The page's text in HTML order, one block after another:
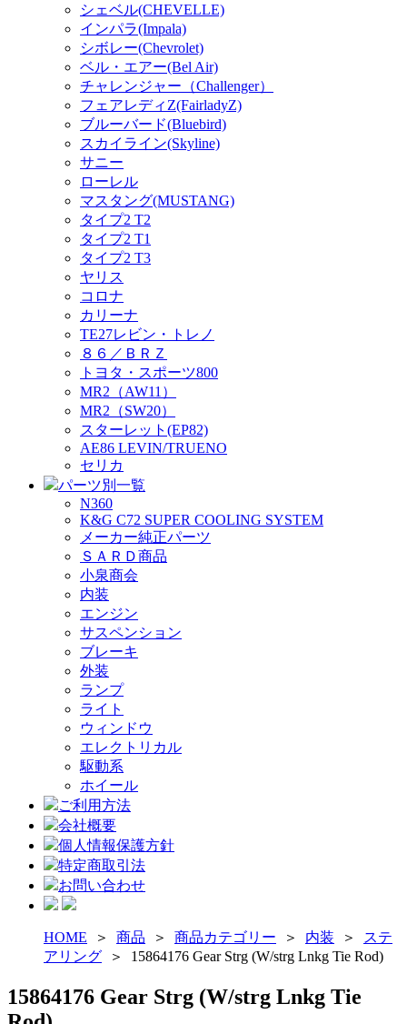
シェベル(CHEVELLE)
インパラ(Impala)
シボレー(Chevrolet)
ベル・エアー(Bel Air)
チャレンジャー（Challenger）
フェアレディZ(FairladyZ)
ブルーバード(Bluebird)
スカイライン(Skyline)
サニー
ローレル
マスタング(MUSTANG)
タイプ2 T2
タイプ2 T1
タイプ2 T3
ヤリス
コロナ
カリーナ
TE27レビン・トレノ
８６／ＢＲＺ
トヨタ・スポーツ800
MR2（AW11）
MR2（SW20）
スターレット(EP82)
AE86 LEVIN/TRUENO
セリカ
パーツ別一覧
N360
K&G C72 SUPER COOLING SYSTEM
メーカー純正パーツ
ＳＡＲＤ商品
小泉商会
内装
エンジン
サスペンション
ブレーキ
外装
ランプ
ライト
ウィンドウ
エレクトリカル
駆動系
ホイール
ご利用方法
会社概要
個人情報保護方針
特定商取引法
お問い合わせ
HOME ＞ 商品 ＞ 商品カテゴリー ＞ 内装 ＞
ステ
アリング ＞ 15864176 Gear Strg (W/strg Lnkg Tie Rod)
15864176 Gear Strg (W/strg Lnkg Tie